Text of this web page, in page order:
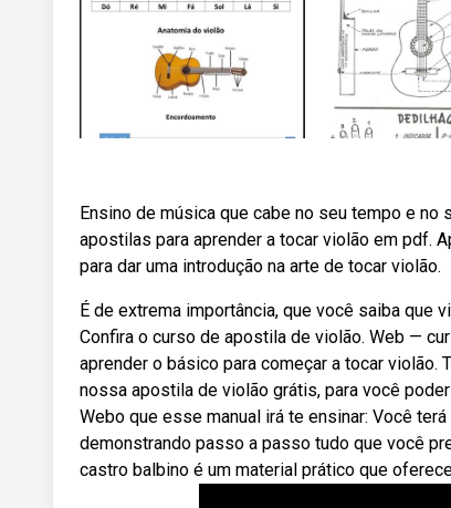
Ensino de música que cabe no seu tempo e
apostilas para aprender a tocar violão em pdf.
para dar uma introdução na arte de tocar violão.
É de extrema importância, que você saiba que
Confira o curso de apostila de violão. Web —
aprender o básico para começar a tocar
nossa apostila de violão grátis, para você
Webo que esse manual irá te ensinar: Você
demonstrando passo a passo tudo que você
castro balbino é um material prático que